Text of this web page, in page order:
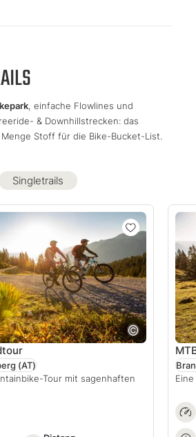
, einfache Flowlines und
& Downhillstrecken: das
Stoff für die Bike-Bucket-List.
Singletrails
(AT)
Tour mit sagenhaften